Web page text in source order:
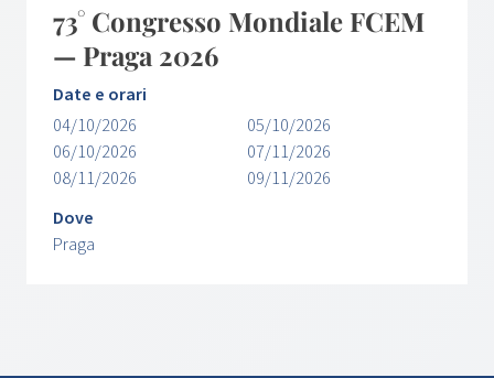
73° Congresso Mondiale FCEM
— Praga 2026
Date e orari
04/10/2026
05/10/2026
06/10/2026
07/11/2026
08/11/2026
09/11/2026
Dove
Praga